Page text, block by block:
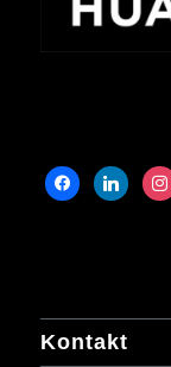
Kontakt